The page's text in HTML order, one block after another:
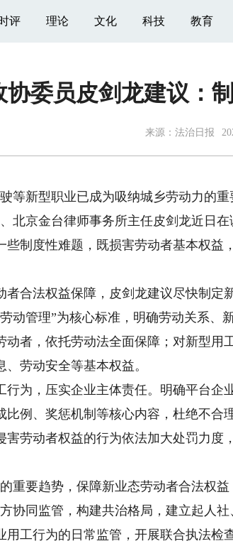
评 理论 文化 科技 教育
协委员皮剑龙建议：
来源： 法治日报
新型职业已成为吸纳城乡劳动力的重
北京金台律师事务所主任皮剑龙近日
些制度性难题，既损害劳动者基本权益
合法权益保障，皮剑龙建议尽快制定
动管理”为核心标准，明确劳动关系、
者，依托劳动法全面保障；对新型用
劳动安全等基本权益。
为，压实企业主体责任。明确平台企
比例、奖惩机制等核心内容，杜绝不合
害劳动者权益的行为依法加大处罚力度
要趋势，保障新业态劳动者合法权益
协同监管，构建共治格局，建立起人
用工行为的日常监管，开展联合执法检